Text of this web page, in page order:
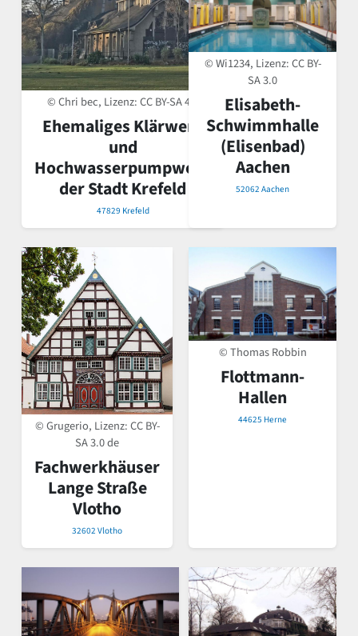
© Chri bec, Lizenz:CC BY-SA 4.0
Ehemaliges Klärwerk
und
Hochwasserpumpwerk
der Stadt Krefeld
47829 Krefeld
© Wi1234, Lizenz:CC BY-
SA 3.0
Elisabeth-
Schwimmhalle
(Elisenbad)
Aachen
52062 Aachen
© Grugerio, Lizenz:CC BY-
SA 3.0 de
Fachwerkhäuser
Lange Straße
Vlotho
32602 Vlotho
© Thomas Robbin
Flottmann-
Hallen
44625 Herne